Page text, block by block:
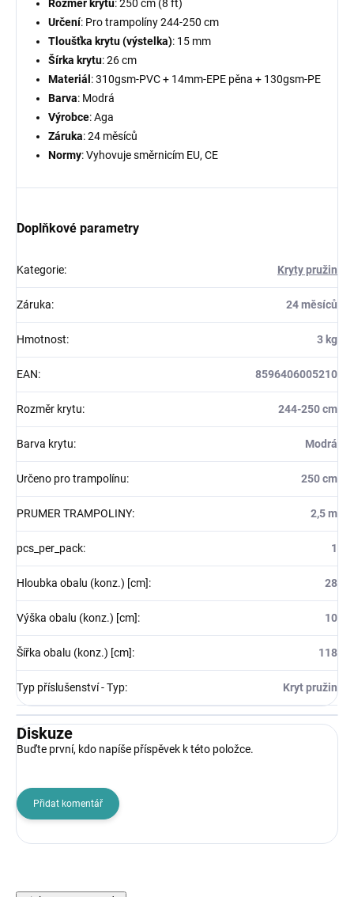
Rozměr krytu: 250 cm (8 ft)
Určení: Pro trampolíny 244-250 cm
Tloušťka krytu (výstelka): 15 mm
Šírka krytu: 26 cm
Materiál : 310gsm-PVC + 14mm-EPE pěna + 130gsm-PE
Barva: Modrá
Výrobce: Aga
Záruka: 24 měsíců
Normy: Vyhovuje směrnicím EU, CE
Doplňkové parametry
Kategorie: Kryty pružin
Záruka: 24 měsíců
Hmotnost: 3 kg
EAN: 8596406005210
Rozměr krytu: 244-250 cm
Barva krytu: Modrá
Určeno pro trampolínu: 250 cm
PRUMER TRAMPOLINY: 2,5 m
pcs_per_pack: 1
Hloubka obalu (konz.) [cm]: 28
Výška obalu (konz.) [cm]: 10
Šířka obalu (konz.) [cm]: 118
Typ příslušenství - Typ: Kryt pružin
Diskuze
Buďte první, kdo napíše příspěvek k této položce.
Přidat komentář